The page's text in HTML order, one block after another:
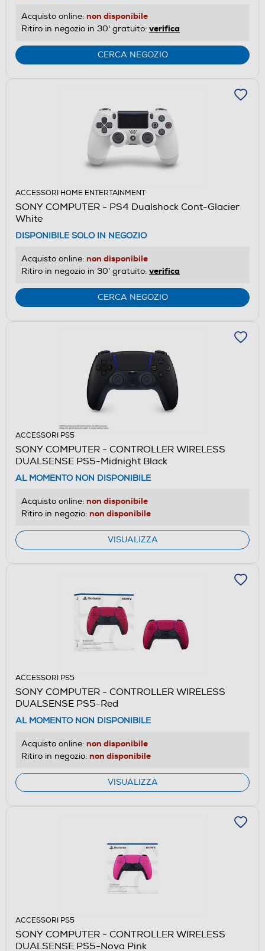
Acquisto online: non disponibile
Ritiro in negozio in 30' gratuito: verifica
CERCA NEGOZIO
ACCESSORI HOME ENTERTAINMENT
SONY COMPUTER - PS4 Dualshock Cont-Glacier
White
DISPONIBILE SOLO IN NEGOZIO
Acquisto online: non disponibile
Ritiro in negozio in 30' gratuito: verifica
CERCA NEGOZIO
ACCESSORI PS5
SONY COMPUTER - CONTROLLER WIRELESS
DUALSENSE PS5-Midnight Black
AL MOMENTO NON DISPONIBILE
Acquisto online: non disponibile
Ritiro in negozio: non disponibile
VISUALIZZA
ACCESSORI PS5
SONY COMPUTER - CONTROLLER WIRELESS
DUALSENSE PS5-Red
AL MOMENTO NON DISPONIBILE
Acquisto online: non disponibile
Ritiro in negozio: non disponibile
VISUALIZZA
ACCESSORI PS5
SONY COMPUTER - CONTROLLER WIRELESS
DUALSENSE PS5-Nova Pink